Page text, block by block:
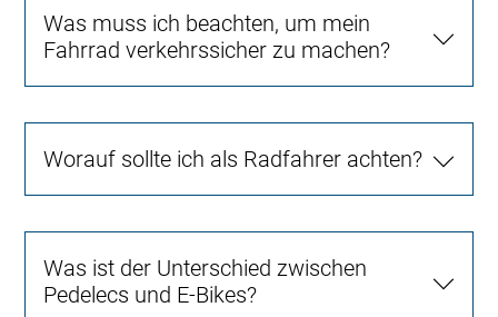
Was muss ich beachten, um mein
Fahrrad verkehrssicher zu machen?
Worauf sollte ich als Radfahrer achten?
Was ist der Unterschied zwischen
Pedelecs und E-Bikes?